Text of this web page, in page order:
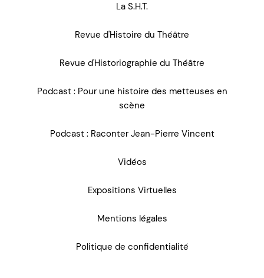
La S.H.T.
Revue d'Histoire du Théâtre
Revue d'Historiographie du Théâtre
Podcast : Pour une histoire des metteuses en
scène
Podcast : Raconter Jean-Pierre Vincent
Vidéos
Expositions Virtuelles
Mentions légales
Politique de confidentialité